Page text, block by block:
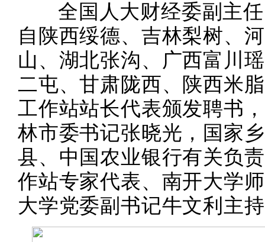
全国人大财经委副主
自陕西绥德、吉林梨树、
山、湖北张沟、广西富川
二屯、甘肃陇西、陕西米
工作站站长代表颁发聘书
林市委书记张晓光，国家
县、中国农业银行有关负
作站专家代表、南开大学
大学党委副书记牛文利主